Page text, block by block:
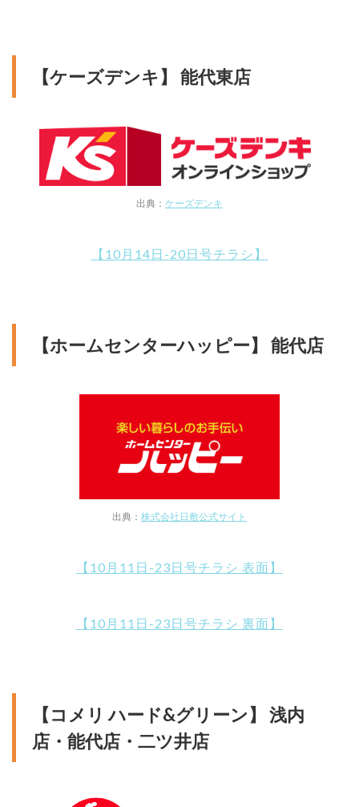
【ケーズデンキ】 能代東店
出典： ケーズデンキ
【10月14日-20日号チラシ】
【ホームセンターハッピー】 能代店
出典： 株式会社日敷公式サイト
【10月11日-23日号チラシ 表面】
【10月11日-23日号チラシ 裏面】
【コメリ ハード&グリーン】 浅内
店・能代店・二ツ井店